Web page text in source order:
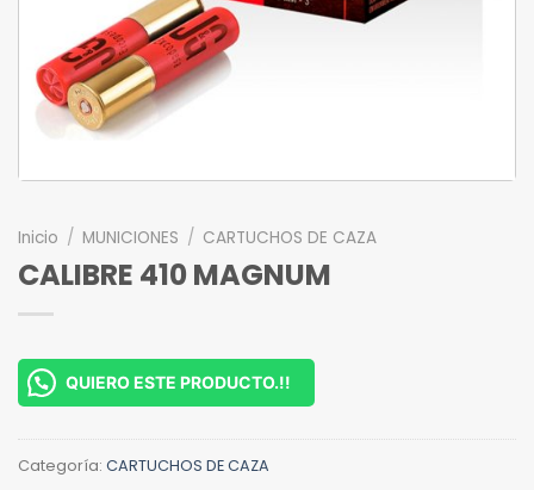
Inicio / MUNICIONES / CARTUCHOS DE CAZA
CALIBRE 410 MAGNUM
QUIERO ESTE PRODUCTO.!!
Categoría: CARTUCHOS DE CAZA